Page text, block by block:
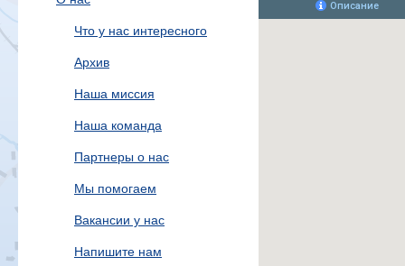
Что у нас интересного
Архив
Наша миссия
Наша команда
Партнеры о нас
Мы помогаем
Вакансии у нас
Напишите нам